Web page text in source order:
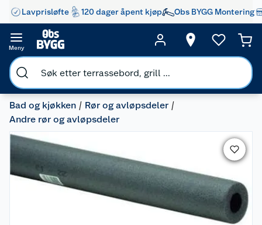
Lavprisløfte 120 dager åpent kjøp Obs BYGG Montering
Meny
Bad og kjøkken
Rør og avløpsdeler
Andre rør og avløpsdeler